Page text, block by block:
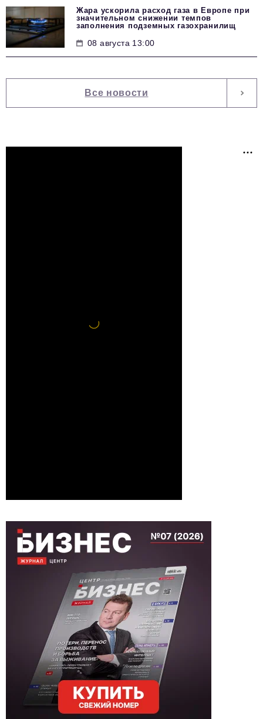
Жара ускорила расход газа в Европе при
значительном снижении темпов
заполнения подземных газохранилищ
08 августа 13:00
Все новости